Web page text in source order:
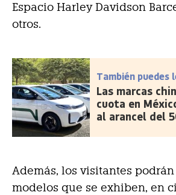
Espacio Harley Davidson
otros.
También puedes
Las marcas
cuota en
al arancel del
Además, los visitantes
modelos que se exhiben, en